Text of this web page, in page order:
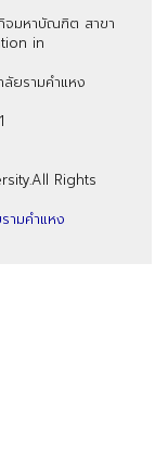
จมหาบัณฑิต สาขา
in
ยรามคำแหง
Rights
ามคำแหง